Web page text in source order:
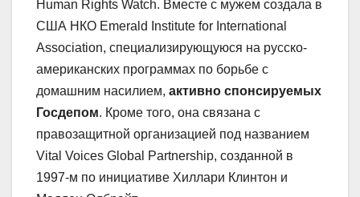
Human Rights Watch. Вместе с мужем создала в
США НКО Emerald Institute for International
Association, специализирующуюся на русско-
американских программах по борьбе с
домашним насилием, активно спонсируемых
Госдепом. Кроме того, она связана с
правозащитной организацией под названием
Vital Voices Global Partnership, созданной в
1997-м по инициативе Хиллари Клинтон и